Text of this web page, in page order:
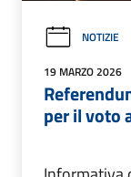
NOTIZIE
19 MARZO 2026
per il voto